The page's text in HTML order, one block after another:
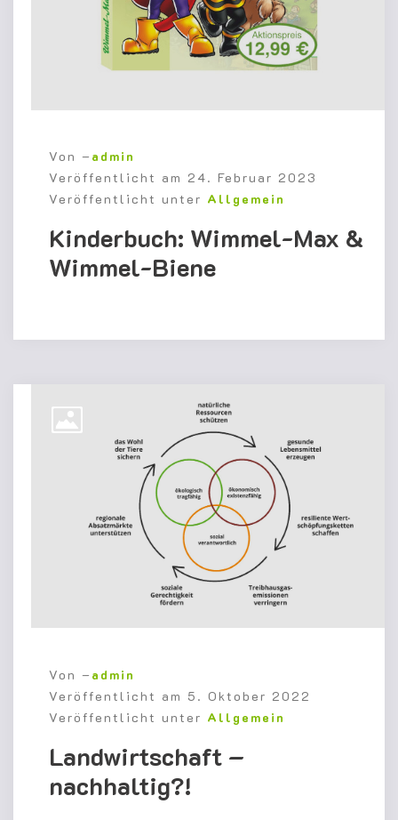
Von – admin
Veröffentlicht am 24. Februar 2023
Veröffentlicht unter Allgemein
Kinderbuch: Wimmel-Max &
Wimmel-Biene
Von – admin
Veröffentlicht am 5. Oktober 2022
Veröffentlicht unter Allgemein
Landwirtschaft –
nachhaltig?!